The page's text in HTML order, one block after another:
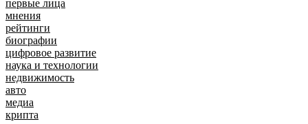
первые лица
мнения
рейтинги
биографии
цифровое развитие
наука и технологии
недвижимость
авто
медиа
крипта